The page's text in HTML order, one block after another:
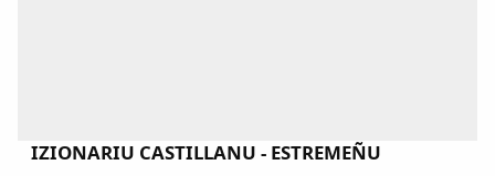
IZIONARIU CASTILLANU - ESTREMEÑU